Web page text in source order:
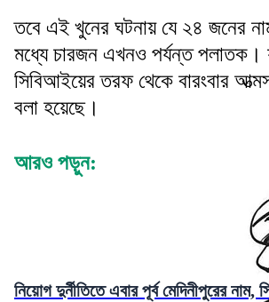
তবে এই খুনের ঘটনায় যে ২৪ জনের
মধ্যে চারজন এখনও পর্যন্ত পলাতক।
সিবিআইয়ের তরফ থেকে বারংবার
বলা হয়েছে।
আরও পড়ুন:
নিয়োগ দুর্নীতিতে এবার পূর্ব মেদিনীপুরের